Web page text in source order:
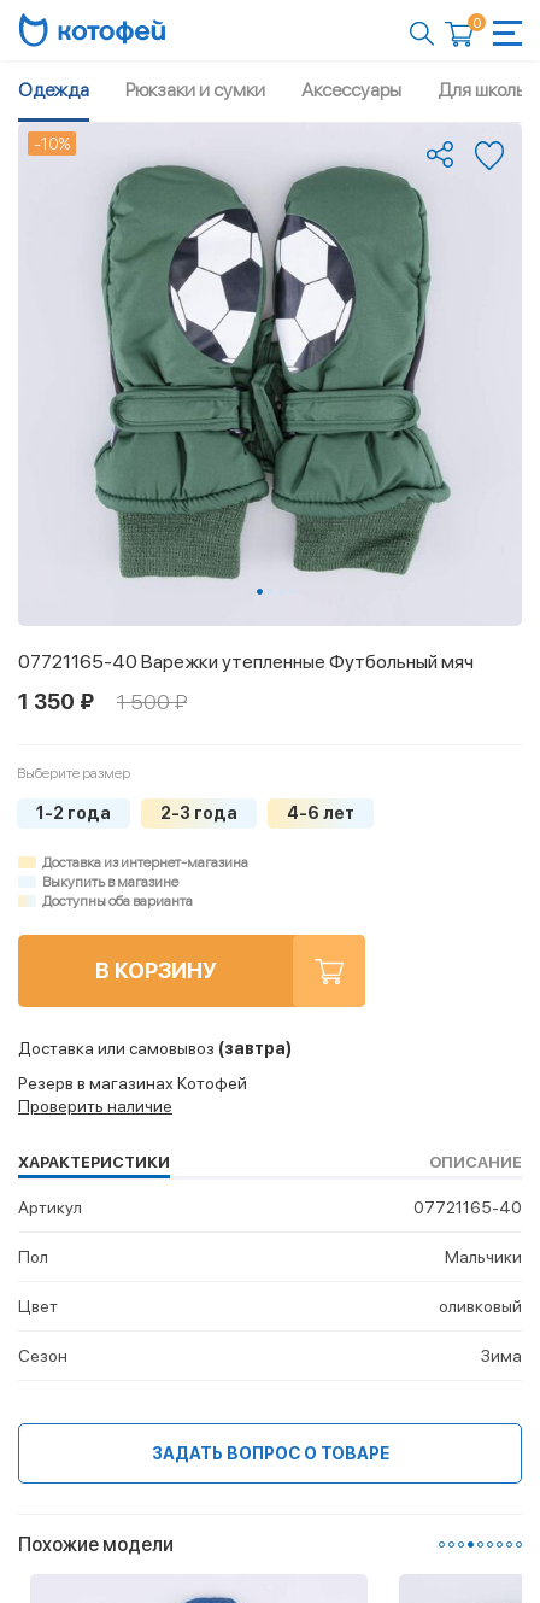
0
Одежда Рюкзаки и сумки Аксессуары Для школы
-10%
07721165-40 Варежки утепленные Футбольный мяч
1 350 ₽ 1 500 ₽
Выберите размер
1-2 года 2-3 года 4-6 лет
Доставка из интернет-магазина
Выкупить в магазине
Доступны оба варианта
В КОРЗИНУ
Доставка или самовывоз (завтра)
Резерв в магазинах Котофей
Проверить наличие
ХАРАКТЕРИСТИКИ ОПИСАНИЕ
Артикул 07721165-40
Пол Мальчики
Цвет оливковый
Сезон Зима
ЗАДАТЬ ВОПРОС О ТОВАРЕ
Похожие модели